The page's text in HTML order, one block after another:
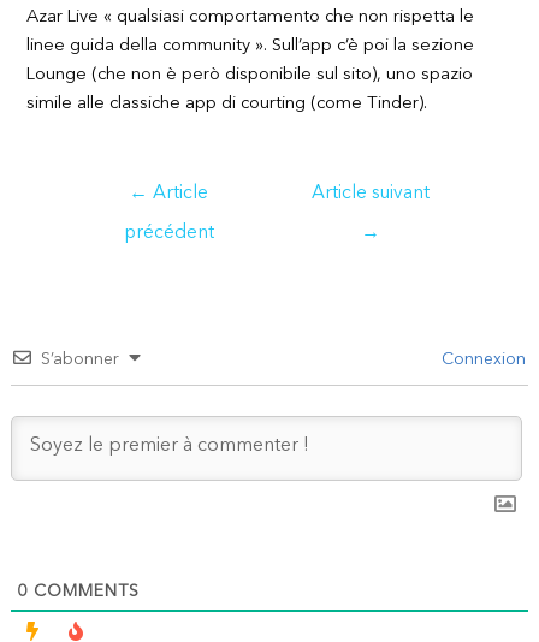
Azar Live « qualsiasi comportamento che non rispetta le
linee guida della community ». Sull’app c’è poi la sezione
Lounge (che non è però disponibile sul sito), uno spazio
simile alle classiche app di courting (come Tinder).
← Article
précédent
Article suivant
→
S’abonner Connexion
0COMMENTS